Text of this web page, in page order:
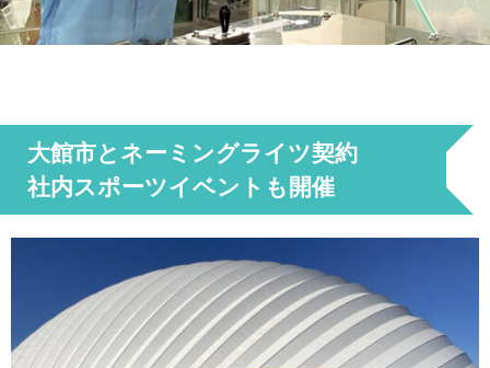
大館市とネーミングライツ契約
社内スポーツイベントも開催